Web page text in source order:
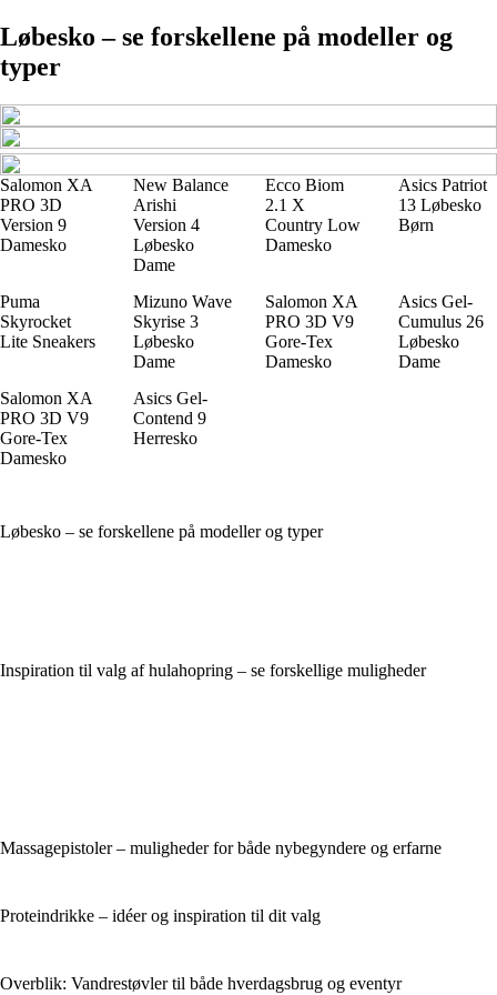
Løbesko – se forskellene på modeller og
typer
Salomon XA
PRO 3D
Version 9
Damesko
New Balance
Arishi
Version 4
Løbesko
Dame
Ecco Biom
2.1 X
Country Low
Damesko
Asics Patriot
13 Løbesko
Børn
Puma
Skyrocket
Lite Sneakers
Mizuno Wave
Skyrise 3
Løbesko
Dame
Salomon XA
PRO 3D V9
Gore-Tex
Damesko
Asics Gel-
Cumulus 26
Løbesko
Dame
Salomon XA
PRO 3D V9
Gore-Tex
Damesko
Asics Gel-
Contend 9
Herresko
Løbesko – se forskellene på modeller og typer
Inspiration til valg af hulahopring – se forskellige muligheder
Massagepistoler – muligheder for både nybegyndere og erfarne
Proteindrikke – idéer og inspiration til dit valg
Overblik: Vandrestøvler til både hverdagsbrug og eventyr